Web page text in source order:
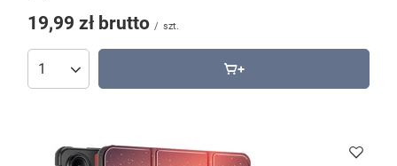
19,99 zł brutto / szt.